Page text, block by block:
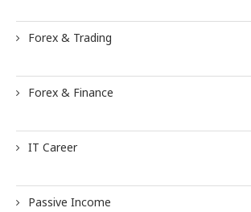
Forex & Trading
Forex & Finance
IT Career
Passive Income